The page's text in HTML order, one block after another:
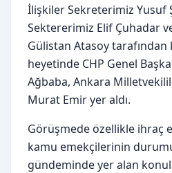
İlişkiler Sekreterimiz Yusuf
Sektererimiz Elif Çuhadar
Gülistan Atasoy tarafından
heyetinde CHP Genel
Ağbaba, Ankara
Murat Emir yer aldı.
Görüşmede özellikle ihraç
kamu emekçilerinin
gündeminde yer alan